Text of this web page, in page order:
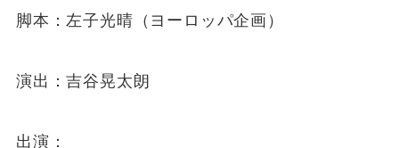
脚本：左子光晴（ヨーロッパ企画）
演出：吉谷晃太朗
出演：